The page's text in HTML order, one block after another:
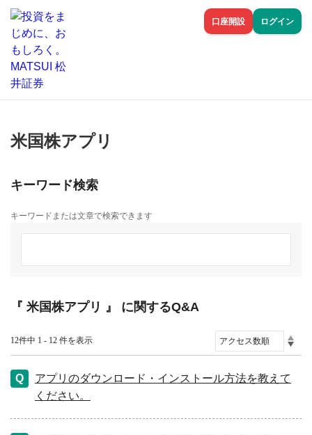
口座開設 ログイン
米国株アプリ
キーワード検索
キーワードまたは文章で検索できます
『 米国株アプリ 』 に関するQ&A
12件中 1 - 12 件を表示
アプリのダウンロード・インストール方法を教えて
ください。